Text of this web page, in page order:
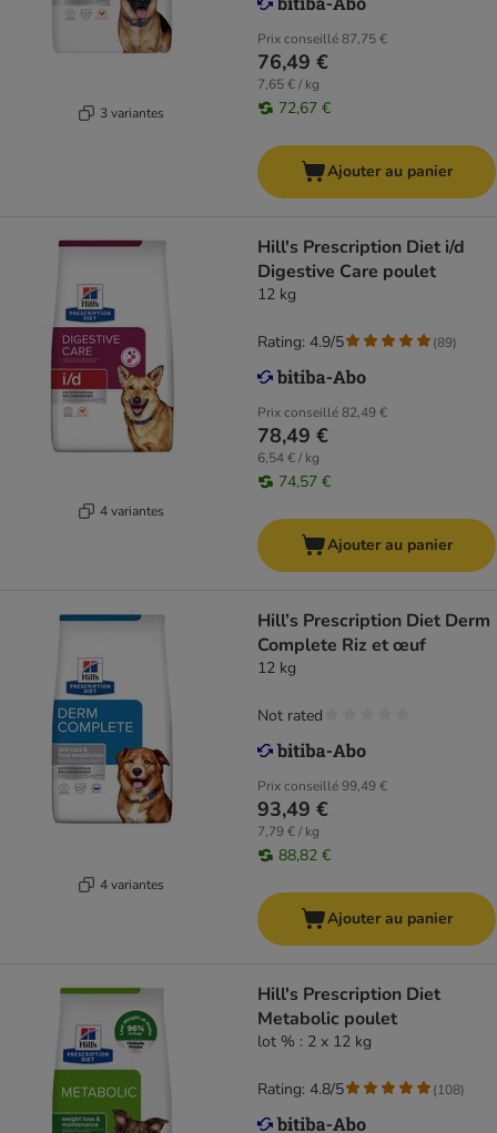
3 variantes
Prix conseillé87,75 €
76,49 €
7,65 € / kg
72,67 €
Ajouter au panier
4 variantes
Hill's Prescription Diet i/d
Digestive Care poulet
12 kg
Prix conseillé82,49 €
78,49 €
6,54 € / kg
74,57 €
Rating: 4.9/5 (89)
Ajouter au panier
4 variantes
Hill’s Prescription Diet Derm
Complete Riz et œuf
12 kg
Prix conseillé99,49 €
93,49 €
7,79 € / kg
88,82 €
Not rated
Ajouter au panier
Hill's Prescription Diet
Metabolic poulet
lot % : 2 x 12 kg
Rating: 4.8/5 (108)